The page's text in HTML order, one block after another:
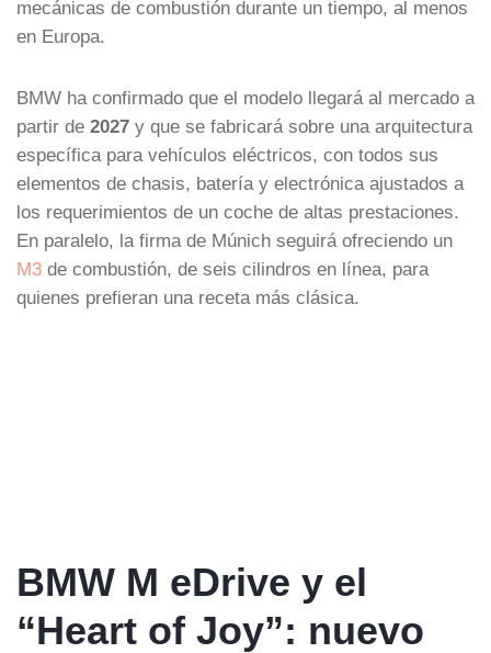
mecánicas de combustión durante un tiempo, al menos
en Europa.
BMW ha confirmado que el modelo llegará al mercado a
partir de 2027 y que se fabricará sobre una arquitectura
específica para vehículos eléctricos, con todos sus
elementos de chasis, batería y electrónica ajustados a
los requerimientos de un coche de altas prestaciones.
En paralelo, la firma de Múnich seguirá ofreciendo un
M3 de combustión, de seis cilindros en línea, para
quienes prefieran una receta más clásica.
BMW M eDrive y el
“Heart of Joy”: nuevo